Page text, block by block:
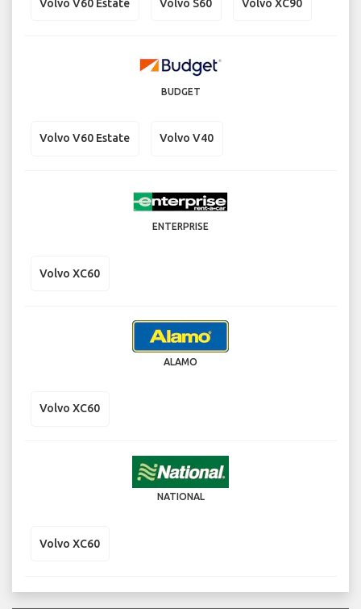
Volvo V60 Estate Volvo S60 Volvo XC90
BUDGET
Volvo V60 Estate Volvo V40
ENTERPRISE
Volvo XC60
ALAMO
Volvo XC60
NATIONAL
Volvo XC60